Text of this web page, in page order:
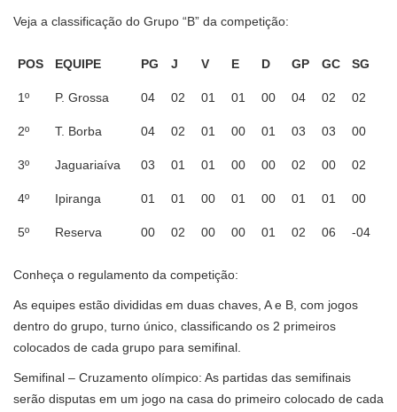
Veja a classificação do Grupo “B” da competição:
POS EQUIPE PG J V E D GP GC SG
POS EQUIPE PG J V E D GP GC SG
1º P. Grossa 04 02 01 01 00 04 02 02
2º T. Borba 04 02 01 00 01 03 03 00
3º Jaguariaíva 03 01 01 00 00 02 00 02
4º Ipiranga 01 01 00 01 00 01 01 00
5º Reserva 00 02 00 00 01 02 06 -04
Conheça o regulamento da competição:
As equipes estão divididas em duas chaves, A e B, com jogos
dentro do grupo, turno único, classificando os 2 primeiros
colocados de cada grupo para semifinal.
Semifinal – Cruzamento olímpico: As partidas das semifinais
serão disputas em um jogo na casa do primeiro colocado de cada